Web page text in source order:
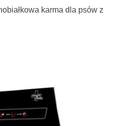
karma dla psów z